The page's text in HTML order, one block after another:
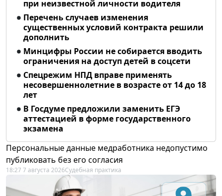
при неизвестной личности водителя
Перечень случаев изменения
существенных условий контракта решили
дополнить
Минцифры России не собирается вводить
ограничения на доступ детей в соцсети
Спецрежим НПД вправе применять
несовершеннолетние в возрасте от 14 до 18
лет
В Госдуме предложили заменить ЕГЭ
аттестацией в форме государственного
экзамена
Персональные данные медработника недопустимо
публиковать без его согласия
18:27 7 августа 2026Судебная практика